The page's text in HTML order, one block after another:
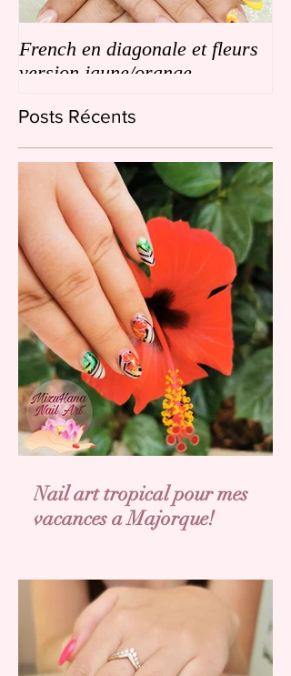
French en diagonale et fleurs
version jaune/orange
Posts Récents
Nail art tropical pour mes
vacances a Majorque!